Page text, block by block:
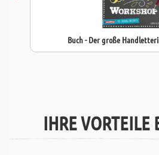
Buch - Der große
IHRE VORTEILE